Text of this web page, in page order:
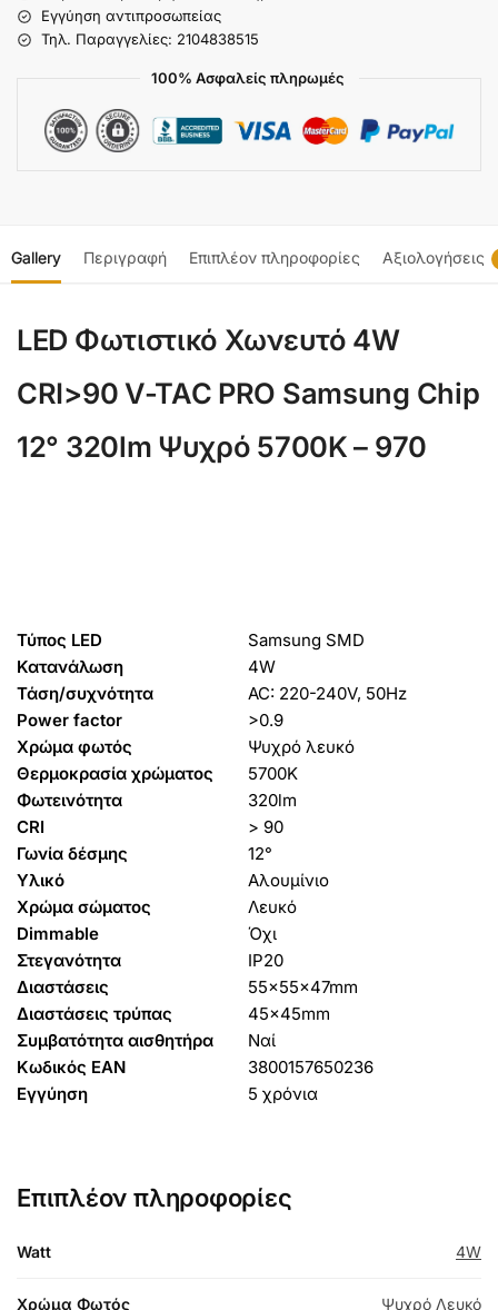
Εγγύηση αντιπροσωπείας
Τηλ. Παραγγελίες: 2104838515
100% Ασφαλείς πληρωμές
Gallery Περιγραφή Επιπλέον πληροφορίες Αξιολογήσεις
LED Φωτιστικό Χωνευτό 4W
CRI>90 V-TAC PRO Samsung Chip
12° 320lm Ψυχρό 5700K – 970
Τύπος LED
Samsung SMD
Κατανάλωση
4W
Τάση/συχνότητα
AC: 220-240V, 50Hz
Power factor
>0.9
Χρώμα φωτός
Ψυχρό λευκό
Θερμοκρασία χρώματος
5700K
Φωτεινότητα
320lm
CRI
> 90
Γωνία δέσμης
12°
Υλικό
Αλουμίνιο
Χρώμα σώματος
Λευκό
Dimmable
Όχι
Στεγανότητα
IP20
Διαστάσεις
55x55x47mm
Διαστάσεις τρύπας
45x45mm
Συμβατότητα αισθητήρα
Ναί
Κωδικός EAN
3800157650236
Εγγύηση
5 χρόνια
Επιπλέον πληροφορίες
Watt 4W
Χρώμα Φωτός Ψυχρό Λευκό